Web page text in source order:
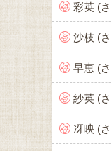
彩英 (
沙枝 (
早恵 (
紗英 (
冴映 (